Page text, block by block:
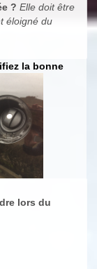
? Elle doit être
éloigné du
la bonne
lors du